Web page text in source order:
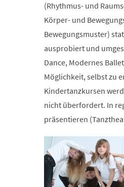
(Rhythmus- und
Körper- und
Bewegungsmuster)
ausprobiert und
Dance, Modernes
Möglichkeit, selbst zu
Kindertanzkursen
nicht überfordert. In
präsentieren